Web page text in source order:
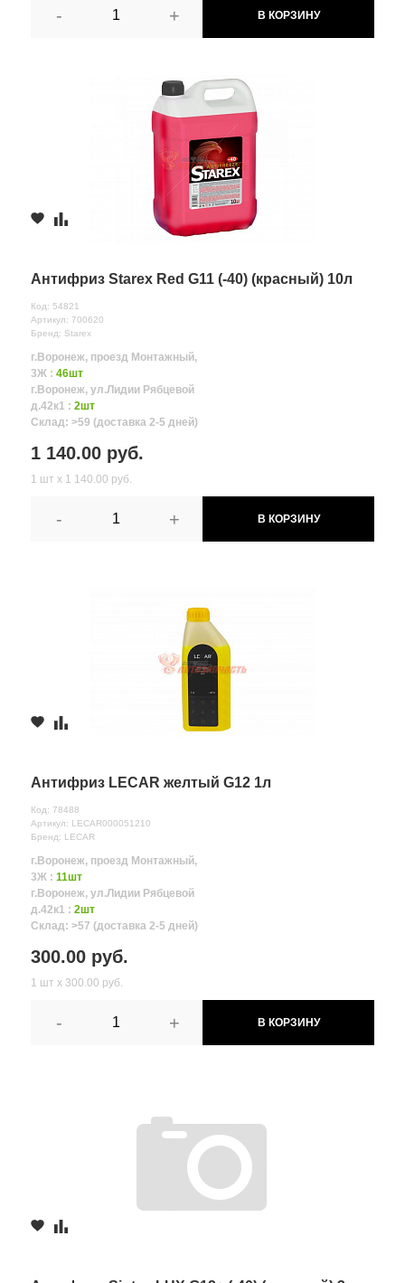
- + В КОРЗИНУ
Антифриз Starex Red G11 (-40) (красный) 10л
Код: 54821
Артикул: 700620
Бренд: Starex
г.Воронеж, проезд Монтажный,
3Ж : 46шт
г.Воронеж, ул.Лидии Рябцевой
д.42к1 : 2шт
Склад: >59 (доставка 2-5 дней)
1 140.00 руб.
1 шт х 1 140.00 руб.
- + В КОРЗИНУ
Антифриз LECAR желтый G12 1л
Код: 78488
Артикул: LECAR000051210
Бренд: LECAR
г.Воронеж, проезд Монтажный,
3Ж : 11шт
г.Воронеж, ул.Лидии Рябцевой
д.42к1 : 2шт
Склад: >57 (доставка 2-5 дней)
300.00 руб.
1 шт х 300.00 руб.
- + В КОРЗИНУ